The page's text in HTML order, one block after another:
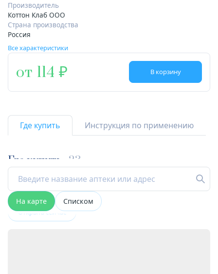
Производитель
Коттон Клаб ООО
Страна производства
Россия
Все характеристики
от 114 В корзину
Где купить Инструкция по применению
Где купить 23
На карте Списком
Открыта сейчас